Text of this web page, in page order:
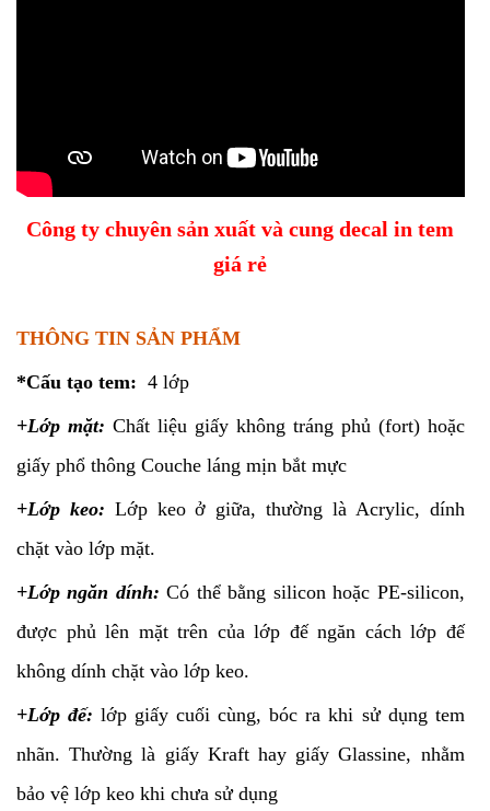
Công ty chuyên sản xuất và cung decal in tem
giá rẻ
THÔNG TIN SẢN PHẨM
*Cấu tạo tem: 4 lớp
+Lớp mặt: Chất liệu giấy không tráng phủ (fort) hoặc
giấy phổ thông Couche láng mịn bắt mực
+Lớp keo: Lớp keo ở giữa, thường là Acrylic, dính
chặt vào lớp mặt.
+Lớp ngăn dính: Có thể bằng silicon hoặc PE-silicon,
được phủ lên mặt trên của lớp đế ngăn cách lớp đế
không dính chặt vào lớp keo.
+Lớp đế: lớp giấy cuối cùng, bóc ra khi sử dụng tem
nhãn. Thường là giấy Kraft hay giấy Glassine, nhằm
bảo vệ lớp keo khi chưa sử dụng